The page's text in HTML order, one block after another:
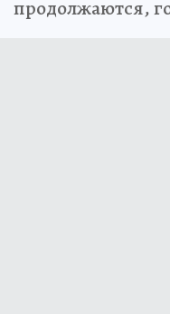
продолжаются,